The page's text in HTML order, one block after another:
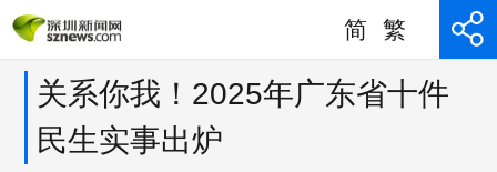
简 繁
关系你我！2025年广东省十件
民生实事出炉